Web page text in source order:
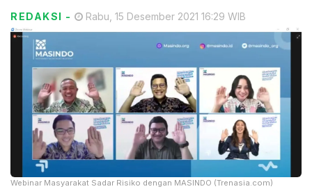
REDAKSI - Rabu, 15 Desember 2021 16:29 WIB
Webinar Masyarakat Sadar Risiko dengan MASINDO (Trenasia.com)